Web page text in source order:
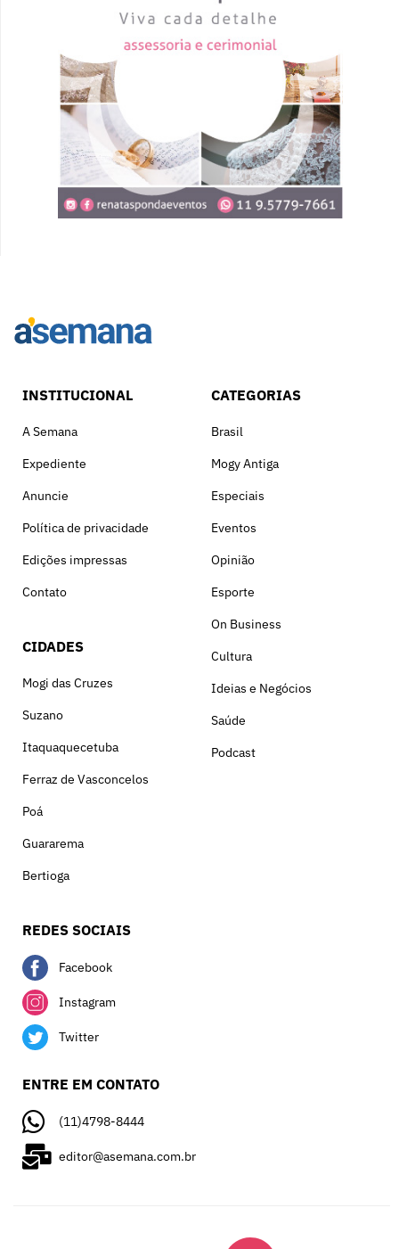
INSTITUCIONAL
A Semana
Expediente
Anuncie
Política de privacidade
Edições impressas
Contato
CIDADES
Mogi das Cruzes
Suzano
Itaquaquecetuba
Ferraz de Vasconcelos
Poá
Guararema
Bertioga
CATEGORIAS
Brasil
Mogy Antiga
Especiais
Eventos
Opinião
Esporte
On Business
Cultura
Ideias e Negócios
Saúde
Podcast
REDES SOCIAIS
Facebook
Instagram
Twitter
ENTRE EM CONTATO
(11)4798-8444
editor@asemana.com.br